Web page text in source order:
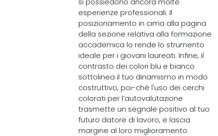
esperienze professionali. Il
posizionamento in cima alla pagina
della sezione relativa alla formazione
accademica lo rende lo strumento
ideale per i giovani laureati. Infine, il
contrasto dei colori blu e bianco
sottolinea il tuo dinamismo in modo
costruttivo, poi-ché l'uso dei cerchi
colorati per l’autovalutazione
trasmette un segnale positivo al tuo
futuro datore di lavoro, e lascia
margine al loro miglioramento.